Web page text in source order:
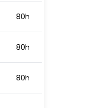
80h
80h
80h